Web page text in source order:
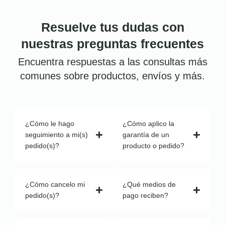
Resuelve tus dudas con
nuestras preguntas frecuentes
Encuentra respuestas a las consultas más
comunes sobre productos, envíos y más.
¿Cómo le hago
seguimiento a mi(s)
pedido(s)?
¿Cómo cancelo mi
pedido(s)?
¿Cómo aplico la
garantía de un
producto o pedido?
¿Qué medios de
pago reciben?